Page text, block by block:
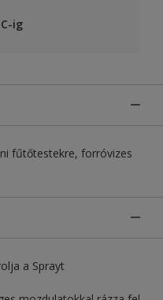
ig
fűtőtestekre, forróvizes
a Sprayt